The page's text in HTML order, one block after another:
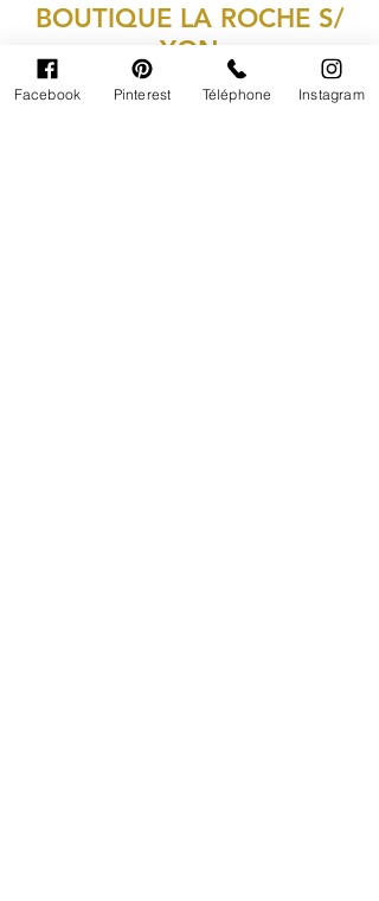
BOUTIQUE LA ROCHE S/
YON
Facebook Pinterest Téléphone Instagram